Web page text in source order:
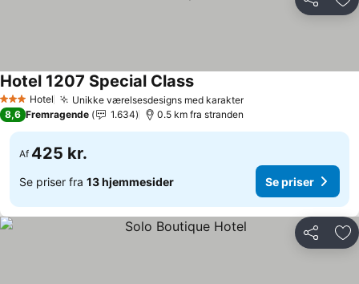
Del
3 StjernerHotel Unikke værelsesdesigns med karakter
Hotel 1207 Special Class
8,6 Fremragende 1.634 0.5 km fra stranden
Af 425 kr.
Se priser fra 13 hjemmesider Se priser
Del